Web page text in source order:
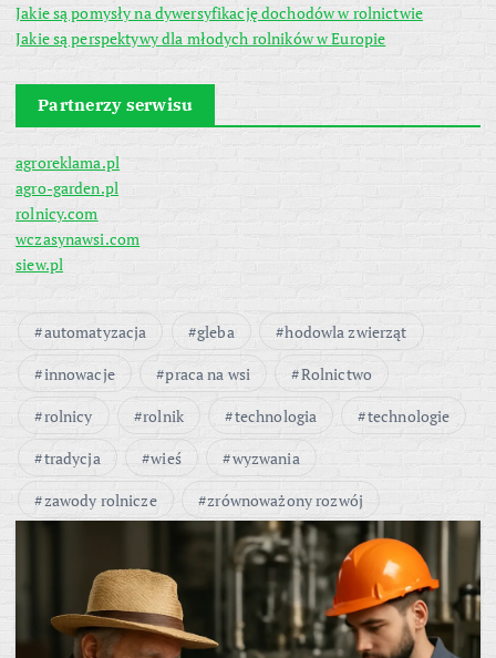
Jakie są pomysły na dywersyfikację dochodów w rolnictwie
Jakie są perspektywy dla młodych rolników w Europie
Partnerzy serwisu
agroreklama.pl
agro-garden.pl
rolnicy.com
wczasynawsi.com
siew.pl
automatyzacja gleba
hodowla zwierząt
innowacje
praca na wsi
Rolnictwo
rolnicy
rolnik technologia
technologie
tradycja
wieś
wyzwania
zawody rolnicze
zrównoważony rozwój